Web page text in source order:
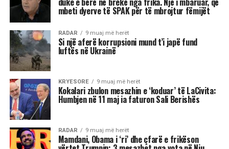
I njohur për intensitetin e tij emocional, akrepi
shpesh konkurron në heshtje. Kur ndjen se është
tejkaluar, mund të mbajë mëri dhe të tërhiqet
nga të tjerët.
Luani
Luanët kanë nevojë të madhe për vëmendje dhe
admirim. Kur këto nevoja nuk plotësohen,
ndjenja e xhelozisë mund të bëhet e fortë. Ata
shpesh nënvlerësojnë ata që i sfidojnë në
pozicionin e tyre, sidomos në rolin udhëheqës.